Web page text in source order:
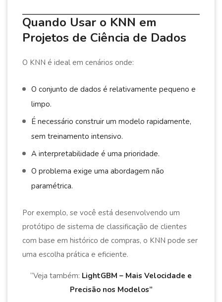
Quando Usar o KNN em
Projetos de Ciência de Dados
O KNN é ideal em cenários onde:
O conjunto de dados é relativamente pequeno e
limpo.
É necessário construir um modelo rapidamente,
sem treinamento intensivo.
A interpretabilidade é uma prioridade.
O problema exige uma abordagem não
paramétrica.
Por exemplo, se você está desenvolvendo um
protótipo de sistema de classificação de clientes
com base em histórico de compras, o KNN pode ser
uma escolha prática e eficiente.
“Veja também: LightGBM – Mais Velocidade e
Precisão nos Modelos”